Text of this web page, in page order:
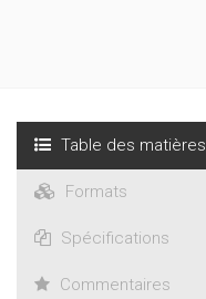
Table des matières
Formats
Spécifications
Commentaires